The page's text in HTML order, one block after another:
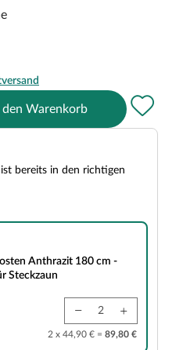
den Warenkorb
bereits in den richtigen
- Alupfosten für Steckzaun
Anthrazit 180 cm -
Steckzaun
2 x 44,90 € = 89,80 €